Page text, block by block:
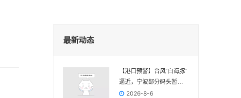
最新动态
【港口预警】台风“白海豚”
逼近，宁波部分码头暂停
作业，近期出货请提前规
2026-8-6